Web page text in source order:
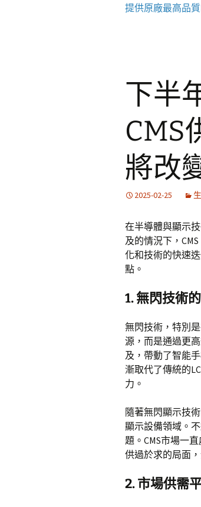
提供原廠最高品
下半
CMS
將改
2025-02-25
在半導體與顯示
及的情況下，
化和技術的快速
點。
1.無閃技術
無閃技術，特別
源，而是通過更
及，帶動了智能
漸取代了傳統的
力。
隨著無閃顯示技
顯示設備領域。
題。CMS市場一
供過於求的局面
2.市場供需